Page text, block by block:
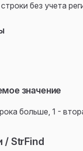
без учета
значение
больше, 1 -
/ StrFind